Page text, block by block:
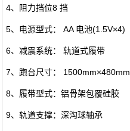
4、阻力挡位8 挡
5、电源型式： AA 电池(1.5V×4)
6、减震系统： 轨道式履带
7、跑台尺寸： 1500mm×480mm
8、履带型式：铝骨架包覆硅胶
9、轨道支撑：深沟球轴承